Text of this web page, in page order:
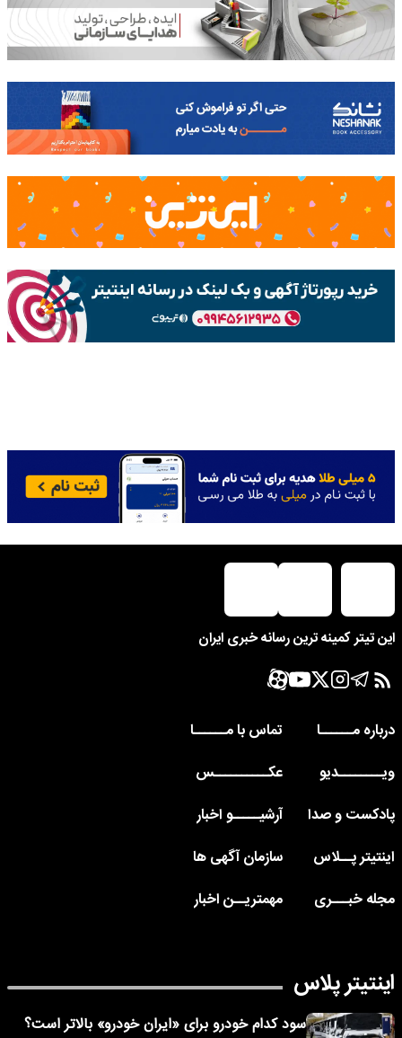
این تیتر کمینه ترین رسانه خبری ایران
درباره مــــــا
تماس با مــــــا
ویــــــــدیو
عکــــــــــس
پادکست و صدا
آرشیـــــو اخبار
اینتیتر پــلاس
سازمان آگهی ها
مجله خبـــری
مهمتریــن اخبار
اینتیتر پلاس
سود کدام خودرو برای «ایران خودرو» بالاتر است؟